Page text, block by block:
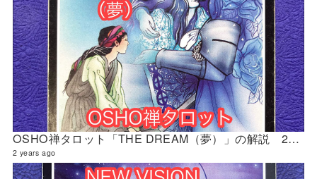
OSHO禅タロット「THE DREAM（夢）」の解説 2024年5月の門鑑定（創門）
2 years ago